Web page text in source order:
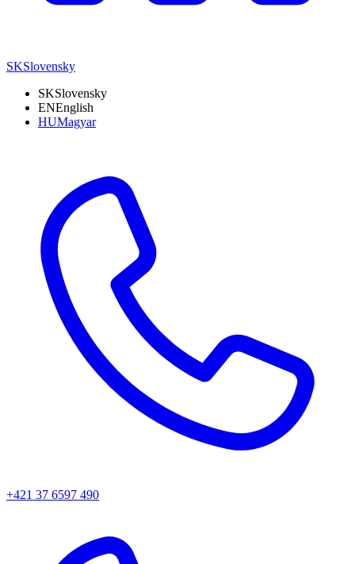
SKSlovensky
SKSlovensky
ENEnglish
HUMagyar
+421 37 6597 490